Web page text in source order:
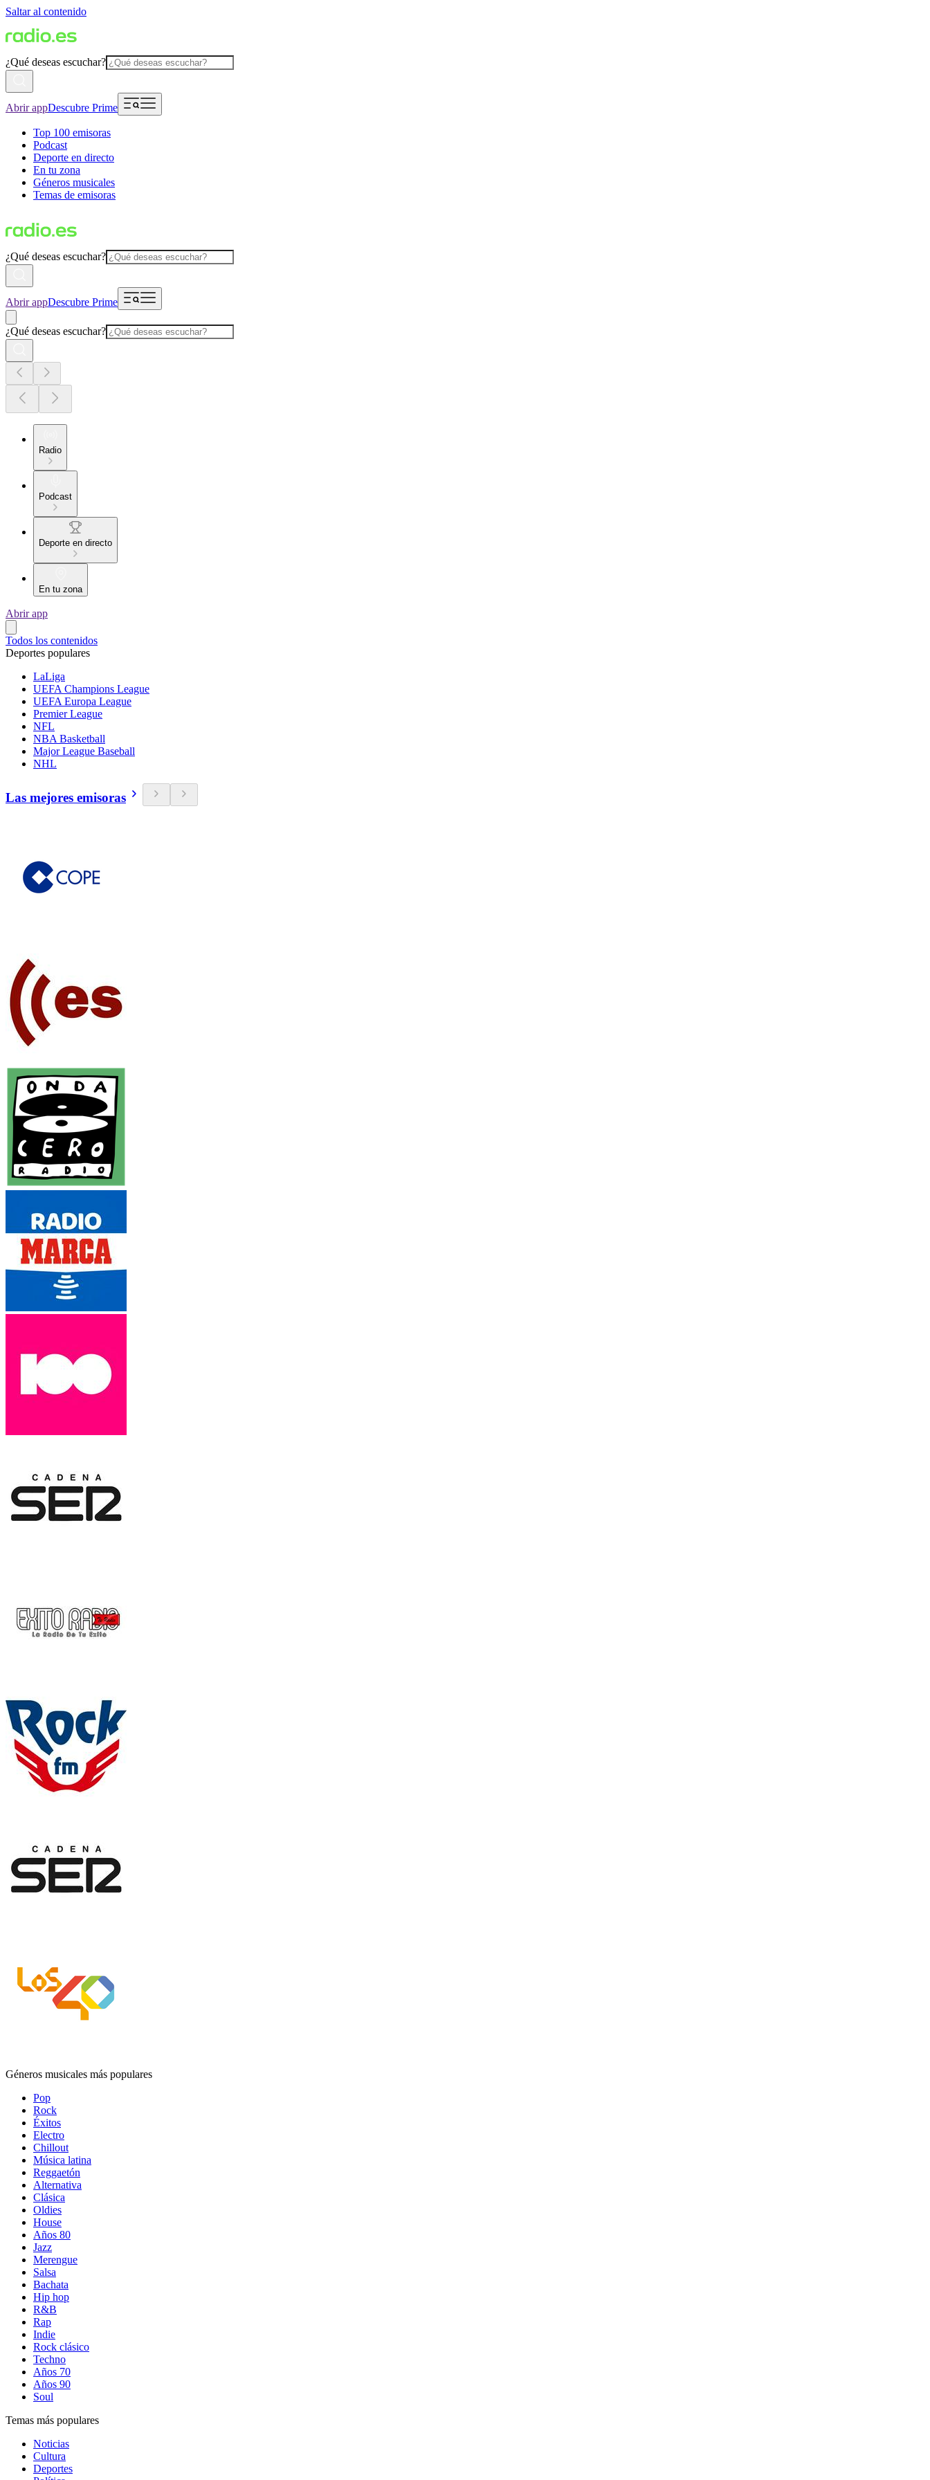
Saltar al contenido
¿Qué deseas escuchar?
Abrir appDescubre Prime
Top 100 emisoras
Podcast
Deporte en directo
En tu zona
Géneros musicales
Temas de emisoras
¿Qué deseas escuchar?
Abrir appDescubre Prime
¿Qué deseas escuchar?
Radio
Podcast
Deporte en directo
En tu zona
Abrir app
Todos los contenidos
Deportes populares
LaLiga
UEFA Champions League
UEFA Europa League
Premier League
NFL
NBA Basketball
Major League Baseball
NHL
Las mejores emisoras
Géneros musicales más populares
Pop
Rock
Éxitos
Electro
Chillout
Música latina
Reggaetón
Alternativa
Clásica
Oldies
House
Años 80
Jazz
Merengue
Salsa
Bachata
Hip hop
R&B
Rap
Indie
Rock clásico
Techno
Años 70
Años 90
Soul
Temas más populares
Noticias
Cultura
Deportes